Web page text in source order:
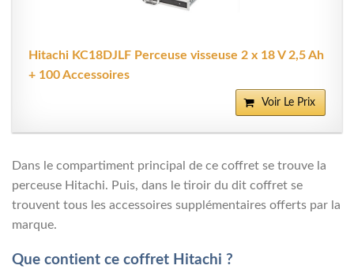
Hitachi KC18DJLF Perceuse visseuse 2 x 18 V 2,5 Ah
+ 100 Accessoires
Voir Le Prix
Dans le compartiment principal de ce coffret se trouve la
perceuse Hitachi. Puis, dans le tiroir du dit coffret se
trouvent tous les accessoires supplémentaires offerts par la
marque.
Que contient ce coffret Hitachi ?